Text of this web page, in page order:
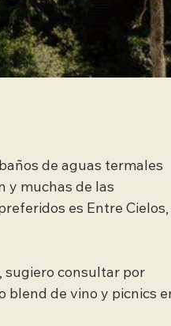
de aguas termales
y muchas de las
es Entre
sugiero consultar por
blend de vino y picnics